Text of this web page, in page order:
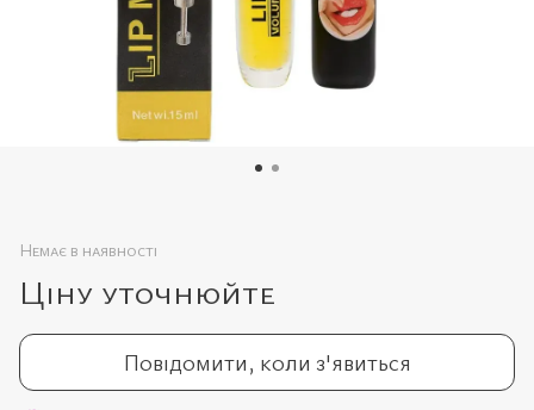
Немає в наявності
Ціну уточнюйте
Повідомити, коли з'явиться